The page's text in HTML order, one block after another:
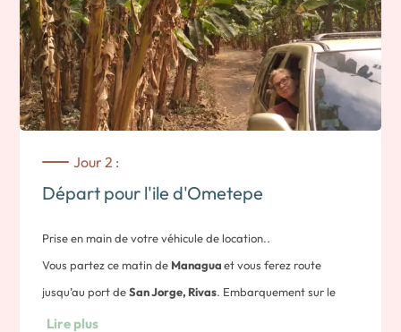
Jour 2 :
Départ pour l'ile d'Ometepe
Prise en main de votre véhicule de location..
Vous partez ce matin de Managuaet vous ferez route
jusqu’au port deSan Jorge, Rivas. Embarquement sur le
ferry en direction de l’île d’
Lire plus